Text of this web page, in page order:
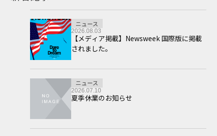
ニュース
2026.08.03
【メディア掲載】Newsweek 国際版に掲載
されました。
ニュース
2026.07.10
夏季休業のお知らせ